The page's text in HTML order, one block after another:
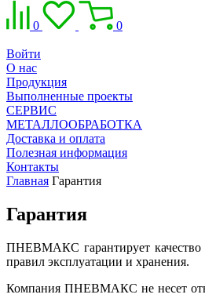
0 0
Войти
О нас
Продукция
Выполненные проекты
СЕРВИС
МЕТАЛЛООБРАБОТКА
Доставка и оплата
Полезная информация
Контакты
Главная Гарантия
Гарантия
ПНЕВМАКС гарантирует качество
правил эксплуатации и хранения.
Компания ПНЕВМАКС не несет